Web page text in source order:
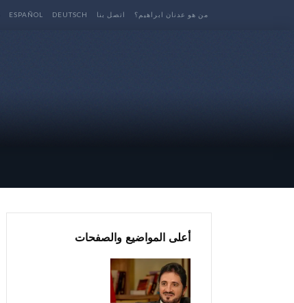
من هو عدنان ابراهيم؟ اتصل بنا DEUTSCH
ESPAÑOL
أعلى المواضيع والصفحات